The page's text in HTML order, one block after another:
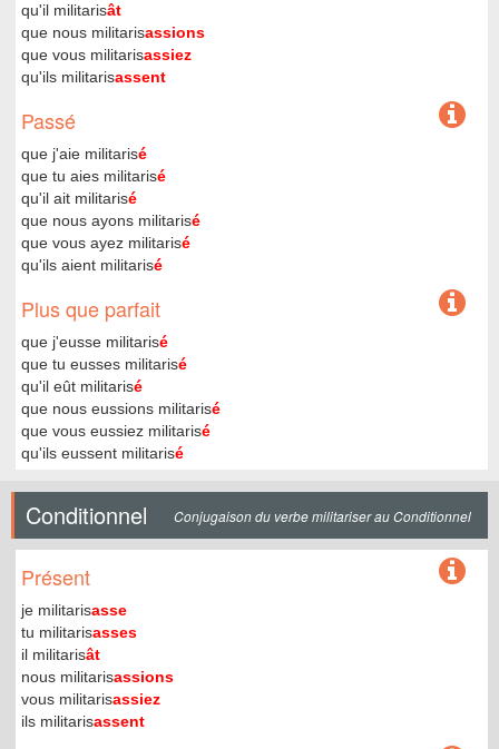
qu'il militarisât
que nous militarisassions
que vous militarisassiez
qu'ils militarisassent
Passé
que j'aie militarisé
que tu aies militarisé
qu'il ait militarisé
que nous ayons militarisé
que vous ayez militarisé
qu'ils aient militarisé
Plus que parfait
que j'eusse militarisé
que tu eusses militarisé
qu'il eût militarisé
que nous eussions militarisé
que vous eussiez militarisé
qu'ils eussent militarisé
Conditionnel Conjugaison du verbe militariser au Conditionnel
Présent
je militarisasse
tu militarisasses
il militarisât
nous militarisassions
vous militarisassiez
ils militarisassent